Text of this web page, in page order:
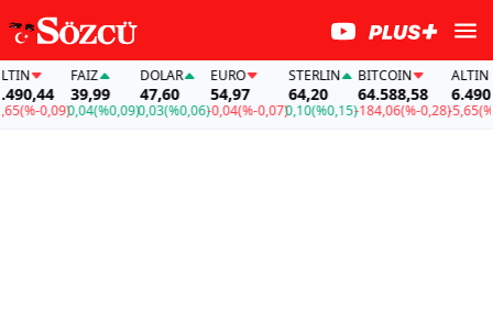
0,09)
FAİZ
39,99
0,04(%0,09)
DOLAR
47,60
0,03(%0,06)
EURO
54,97
-0,04(%-0,07)
STERLIN
64,20
0,10(%0,15)
BITCOIN
64.588,58
-184,06(%-0,28)
ALTIN
6.490,44
-5,65(%-0,09)